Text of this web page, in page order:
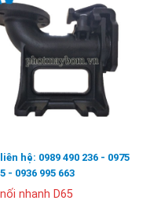
hệ: 0989 490 236 - 0975
- 0936 995 663
nhanh D65